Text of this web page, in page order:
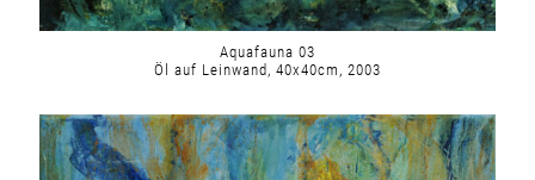
Aquafauna 03
Öl auf Leinwand, 40x40cm, 2003